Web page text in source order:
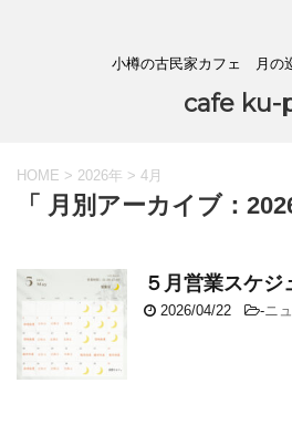
小樽の古民家カフェ 月の
cafe ku-
HOME > 2026年 > 4月
「 月別アーカイブ：
５月営業スケジ
2026/04/22 -ニ